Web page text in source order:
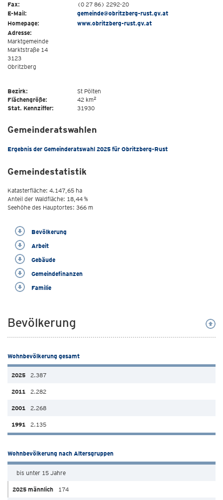
Fax:
(0 27 86) 2292-20
E-Mail:
gemeinde@obritzberg-rust.gv.at
Homepage:
www.obritzberg-rust.gv.at
Adresse:
Marktgemeinde
Marktstraße 14
3123
Obritzberg
Bezirk:
St Pölten
Flächengröße:
42 km2
Stat. Kennziffer: 31930
Gemeinderatswahlen
Ergebnis der Gemeinderatswahl 2025 für Obritzberg-Rust
Gemeindestatistik
Katasterfläche: 4.147,65 ha
Anteil der Waldfläche: 18,44 %
Seehöhe des Hauptortes: 366 m
Bevölkerung
Arbeit
Gebäude
Gemeindefinanzen
Familie
Bevölkerung
Wohnbevölkerung gesamt
2.387
2.282
2.268
2.135
Wohnbevölkerung nach Altersgruppen
bis unter 15 Jahre
174